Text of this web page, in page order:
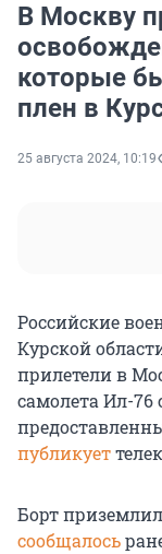
В Москву
которые
плен в
25 августа 2024, 10:19
Российские
Курской
прилетели в
самолета Ил-
публикует
Борт
сообщалось